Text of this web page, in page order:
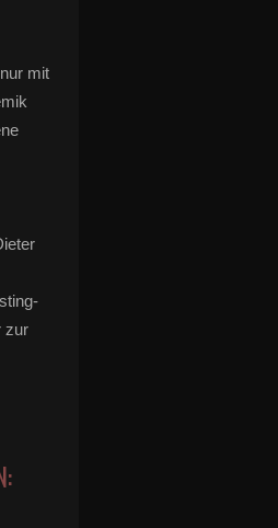
mit
zur